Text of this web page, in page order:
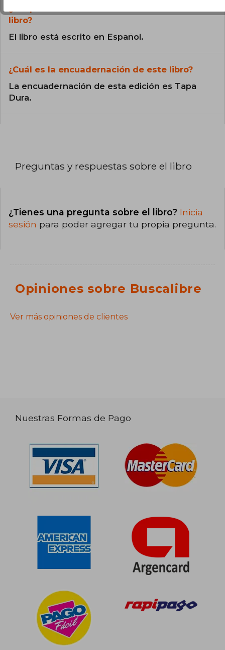
libro?
El libro está escrito en Español.
¿Cuál es la encuadernación de este libro?
La encuadernación de esta edición es Tapa
Dura.
Preguntas y respuestas sobre el libro
¿Tienes una pregunta sobre el libro? Inicia
sesión para poder agregar tu propia pregunta.
Opiniones sobre Buscalibre
Ver más opiniones de clientes
Nuestras Formas de Pago